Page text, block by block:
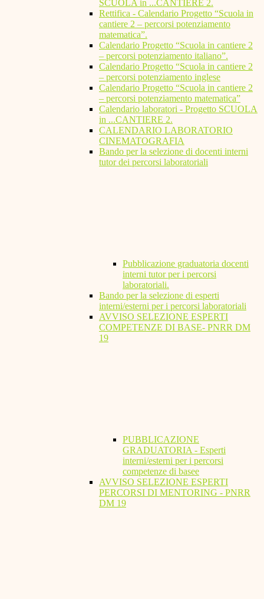
SCUOLA in ...CANTIERE 2.
Rettifica - Calendario Progetto “Scuola in
cantiere 2 – percorsi potenziamento
matematica”.
Calendario Progetto “Scuola in cantiere 2
– percorsi potenziamento italiano”.
Calendario Progetto “Scuola in cantiere 2
– percorsi potenziamento inglese
Calendario Progetto “Scuola in cantiere 2
– percorsi potenziamento matematica”
Calendario laboratori - Progetto SCUOLA
in ...CANTIERE 2.
CALENDARIO LABORATORIO
CINEMATOGRAFIA
Bando per la selezione di docenti interni
tutor dei percorsi laboratoriali
Pubblicazione graduatoria docenti
interni tutor per i percorsi
laboratoriali.
Bando per la selezione di esperti
interni/esterni per i percorsi laboratoriali
AVVISO SELEZIONE ESPERTI
COMPETENZE DI BASE- PNRR DM
19
PUBBLICAZIONE
GRADUATORIA - Esperti
interni/esterni per i percorsi
competenze di basee
AVVISO SELEZIONE ESPERTI
PERCORSI DI MENTORING - PNRR
DM 19